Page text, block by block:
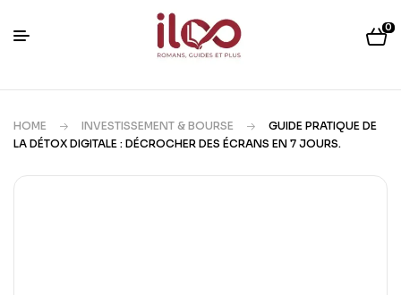
0
HOME INVESTISSEMENT & BOURSE
GUIDE PRATIQUE DE
LA DÉTOX DIGITALE : DÉCROCHER DES ÉCRANS EN 7 JOURS.